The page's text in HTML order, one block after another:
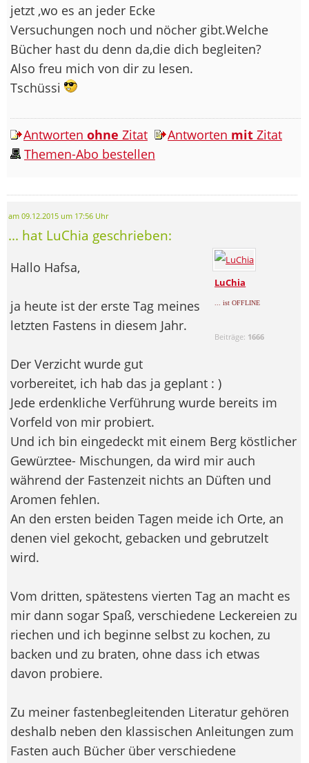
jetzt ,wo es an jeder Ecke
Versuchungen noch und nöcher gibt.Welche
Bücher hast du denn da,die dich begleiten?
Also freu mich von dir zu lesen.
Tschüssi
Antworten ohne Zitat Antworten mit Zitat
Themen-Abo bestellen
am 09.12.2015 um 17:56 Uhr
... hat LuChia geschrieben:
LuChia
... ist OFFLINE
Beiträge: 1666
Hallo Hafsa,
ja heute ist der erste Tag meines
letzten Fastens in diesem Jahr.
Der Verzicht wurde gut
vorbereitet, ich hab das ja geplant : )
Jede erdenkliche Verführung wurde bereits im
Vorfeld von mir probiert.
Und ich bin eingedeckt mit einem Berg köstlicher
Gewürztee- Mischungen, da wird mir auch
während der Fastenzeit nichts an Düften und
Aromen fehlen.
An den ersten beiden Tagen meide ich Orte, an
denen viel gekocht, gebacken und gebrutzelt
wird.
Vom dritten, spätestens vierten Tag an macht es
mir dann sogar Spaß, verschiedene Leckereien zu
riechen und ich beginne selbst zu kochen, zu
backen und zu braten, ohne dass ich etwas
davon probiere.
Zu meiner fastenbegleitenden Literatur gehören
deshalb neben den klassischen Anleitungen zum
Fasten auch Bücher über verschiedene